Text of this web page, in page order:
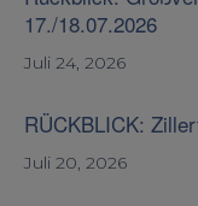
17./18.07.2026
Juli 24, 2026
RÜCKBLICK:
Juli 20, 2026